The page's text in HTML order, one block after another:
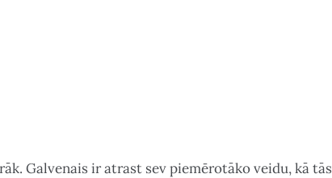
Galvenais ir atrast sev piemērotāko veidu, kā tās